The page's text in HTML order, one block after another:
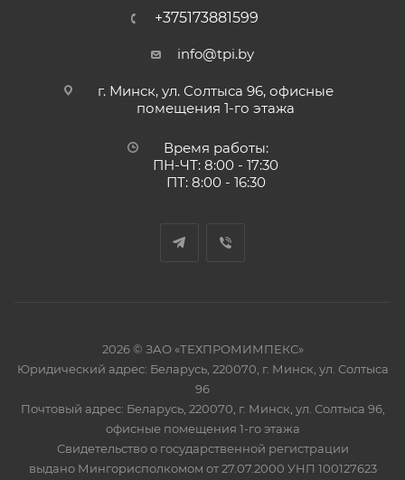
+375173881599
info@tpi.by
г. Минск, ул. Солтыса 96, офисные
помещения 1-го этажа
Время работы:
ПН-ЧТ: 8:00 - 17:30
ПТ: 8:00 - 16:30
2026 © ЗАО «ТЕХПРОМИМПЕКС»
Юридический адрес: Беларусь, 220070, г. Минск, ул. Солтыса
96
Почтовый адрес: Беларусь, 220070, г. Минск, ул. Солтыса 96,
офисные помещения 1-го этажа
Свидетельство о государственной регистрации
выдано Мингорисполкомом от 27.07.2000 УНП 100127623